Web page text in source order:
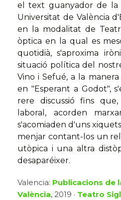
el text guanyador de la
Universitat de València
en la modalitat de
òptica en la qual es
quotidià, s'aproxima
situació política del
Vino i Sefué, a la
en "Esperant a Godot",
rere discussió fins
laboral, acorden
s'acomiaden d'uns
menjar contant-los un
utòpica i una altra
desaparéixer.
Valencia: Publicacions de
València, 2019 · Teatro